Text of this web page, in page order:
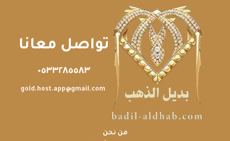
تواصل معانا
٠٥٣٣٢٨٥٥٨٣
gold.host.app@gmail.com
من نحن